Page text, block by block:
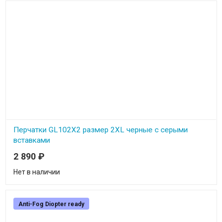
Перчатки GL102X2 размер 2XL черные с серыми
вставками
Перчатки GL102X2 размер 2XL черные с серыми вставками
2 890 ₽
Нет в наличии
Anti-Fog Diopter ready